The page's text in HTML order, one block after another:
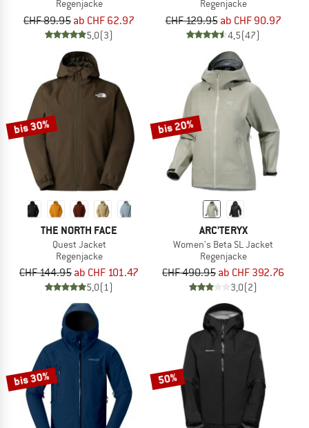
Regenjacke
CHF 89.95 ab CHF 62.97
5,0(3)
Regenjacke
CHF 129.95 ab CHF 90.97
4,5(47)
bis 30%
THE NORTH FACE
Quest Jacket
Regenjacke
CHF 144.95 ab CHF 101.47
5,0(1)
bis 20%
ARC'TERYX
Women's Beta SL Jacket
Regenjacke
CHF 490.95 ab CHF 392.76
3,0(2)
bis 30% 50%